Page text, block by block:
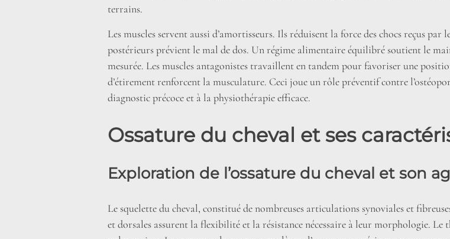
terrains.
Les muscles servent aussi d’amortisseurs. Ils réduisent la force des chocs reçus par
postérieurs prévient le mal de dos. Un régime alimentaire équilibré soutient le
mesurée. Les muscles antagonistes travaillent en tandem pour favoriser une
d’étirement renforcent la musculature. Ceci joue un rôle préventif contre
diagnostic précoce et à la physiothérapie efficace.
Ossature du cheval et ses
Exploration de l’ossature du cheval et son
Le squelette du cheval, constitué de nombreuses articulations synoviales et
et dorsales assurent la flexibilité et la résistance nécessaire à leur morphologie.